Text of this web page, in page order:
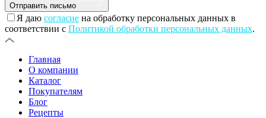
Отправить письмо
Я даю согласие на обработку персональных данных в
соответствии с Политикой обработки персональных данных.
Главная
О компании
Каталог
Покупателям
Блог
Рецепты